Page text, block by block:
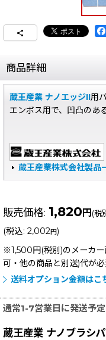
商品詳細
蔵王産業 ナノエッジII用
エンボス用で、凹凸のあ
蔵王産業株式会社製品
販売価格: 1,820 円 (税
(税込: 2,002円)
※1,500円(税別)のメーカ
可・他の商品と別送)代が必
送料オプション金額はこ
通常1-7営業日に発送予定
蔵王産業 ナノブラシ